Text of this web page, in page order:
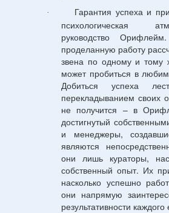
·
Гарантия успеха и
психологическая
руководство
проделанную работу
звена по одному и тому
может пробиться в
Добиться успеха
перекладыванием своих
не получится – в
достигнутый
и менеджеры,
являются
они лишь кураторы,
собственный опыт. Их
насколько успешно
они напрямую
результативности